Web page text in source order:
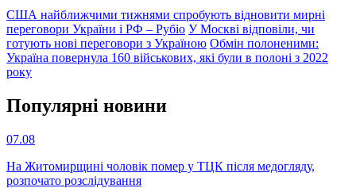
США найближчими тижнями спробують відновити мирні
переговори України і РФ – Рубіо У Москві відповіли, чи
готують нові переговори з Україною Обмін полоненими:
Україна повернула 160 військових, які були в полоні з 2022
року
Популярнi новини
07.08
На Житомирщині чоловік помер у ТЦК після медогляду,
розпочато розслідування